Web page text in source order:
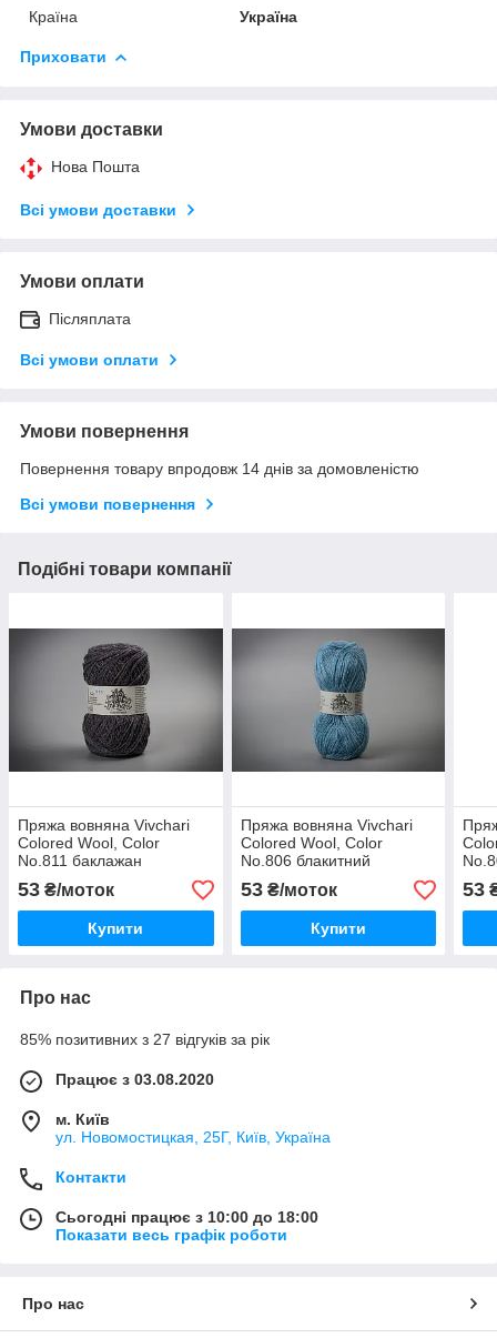
Країна
Україна
Приховати
Умови доставки
Нова Пошта
Всі умови доставки
Умови оплати
Післяплата
Всі умови оплати
Умови повернення
Повернення товару впродовж 14 днів за домовленістю
Всі умови повернення
Подібні товари компанії
Пряжа вовняна Vivchari
Colored Wool, Color
No.811 баклажан
53 ₴/моток
Купити
Пряжа вовняна Vivchari
Colored Wool, Color
No.806 блакитний
53₴/моток
Купити
53
Про нас
85% позитивних з 27 відгуків за рік
Працює з 03.08.2020
м. Київ
ул. Новомостицкая, 25Г, Київ, Україна
Контакти
Сьогодні працює з 10:00 до 18:00
Показати весь графік роботи
Про нас